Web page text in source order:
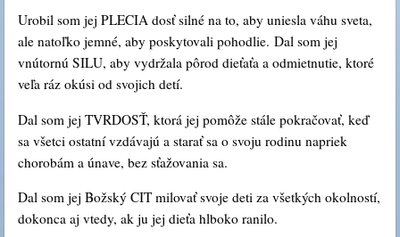
Urobil som jej PLECIA dosť silné na to, aby uniesla váhu sveta,
ale natoľko jemné, aby poskytovali pohodlie. Dal som jej
vnútornú SILU, aby vydržala pôrod dieťaťa a odmietnutie, ktoré
veľa ráz okúsi od svojich detí.
Dal som jej TVRDOSŤ, ktorá jej pomôže stále pokračovať, keď
sa všetci ostatní vzdávajú a starať sa o svoju rodinu napriek
chorobám a únave, bez sťažovania sa.
Dal som jej Božský CIT milovať svoje deti za všetkých okolností,
dokonca aj vtedy, ak ju jej dieťa hlboko ranilo.